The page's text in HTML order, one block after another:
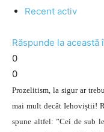
Recent activ
Răspunde la această
0
0
Prozelitism, la sigur ar
mai mult decât Iehoviștii!
spune altfel: ”Cei de sub